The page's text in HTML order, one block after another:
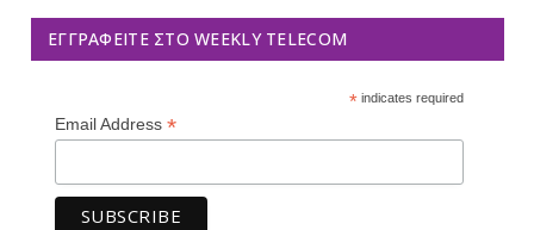
ΕΓΓΡΑΦΕΊΤΕ ΣΤΟ WEEKLY TELECOM
*indicates required
Email Address *